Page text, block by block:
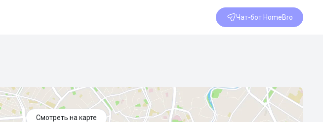
Чат-бот HomeBro
Смотреть на карте